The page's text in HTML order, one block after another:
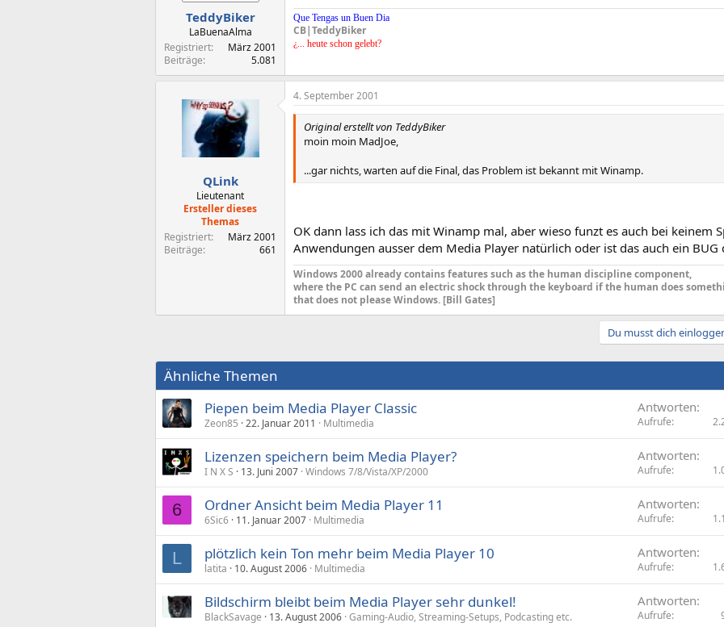
TeddyBiker
LaBuenaAlma
Registriert
März 2001
Beiträge
5.081
Que Tengas un Buen Dia
CB|TeddyBiker
¿... heute schon gelebt?
QLink
Lieutenant
Ersteller dieses
Themas
Registriert
März 2001
Beiträge
661
4. September 2001
Original erstellt von TeddyBiker
moin moin MadJoe,
...gar nichts, warten auf die Final, das Problem ist bekannt mit Winamp.
OK dann lass ich das mit Winamp mal, aber wieso funzt es auch bei keinem
Anwendungen ausser dem Media Player natürlich oder ist das auch ein BUG
Windows 2000 already contains features such as the human discipline component,
where the PC can send an electric shock through the keyboard if the human does
that does not please Windows. [Bill Gates]
Du musst dich
Ähnliche Themen
Piepen beim Media Player Classic
Zeon85 22. Januar 2011 Multimedia
Antworten
Aufrufe
Lizenzen speichern beim Media Player?
I N X S 13. Juni 2007 Windows 7/8/Vista/XP/2000
Antworten
Aufrufe
6 Ordner Ansicht beim Media Player 11
6Sic6 11. Januar 2007 Multimedia
Antworten
Aufrufe
L plötzlich kein Ton mehr beim Media Player 10
latita 10. August 2006 Multimedia
Antworten
Aufrufe
Bildschirm bleibt beim Media Player sehr dunkel!
BlackSavage 13. August 2006 Gaming-Audio, Streaming-Setups, Podcasting etc.
Antworten
Aufrufe